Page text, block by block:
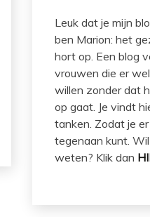
Leuk dat je mijn
ben Marion: het
hort op. Een blog
vrouwen die er
willen zonder dat
op gaat. Je vindt
tanken. Zodat je
tegenaan kunt.
weten? Klik dan